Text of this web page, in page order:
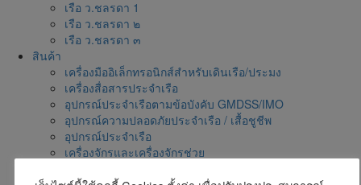
เรือ ว.ชลรดา 1
เรือ ว.ชลรดา ๒
เรือ ว.ชลรดา ๓
สินค้า
เครื่องมืออิเล็กทรอนิกส์สำหรับเดินเรือ/ประมง
เครื่องสื่อสารประจำเรือ
อุปกรณ์ประจำเรือตามข้อบังคับ GMDSS/IMO
อุปกรณ์ความปลอดภัยประจำเรือ / เสื้อชูชีพ
อุปกรณ์ประจำเรือ
เครื่องจักรและเครื่องจักรช่วย